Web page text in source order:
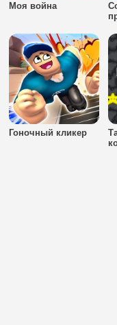
Моя война
Гоночный кликер